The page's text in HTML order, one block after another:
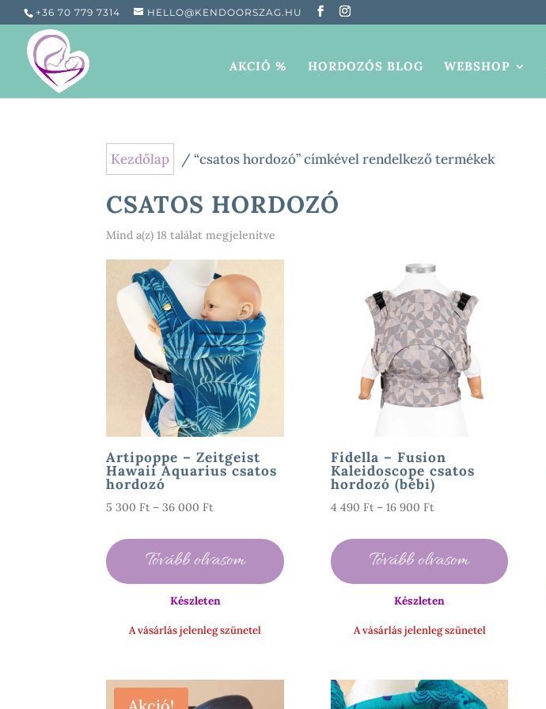
+36 70 779 7314 HELLO@KENDOORSZAG.HU
AKCIÓ % HORDOZÓS BLOG WEBSHOP
Kezdőlap / “csatos hordozó” címkével rendelkező termékek
CSATOS HORDOZÓ
Mind a(z) 18 találat megjelenítve
by
Artipoppe – Zeitgeist
Hawaii Aquarius csatos
hordozó
5 300 Ft – 36 000 FtÁrtartomány:
300 Ft
-
000 Ft
Tovább olvasom
Készleten
A vásárlás jelenleg szünetel
Fidella – Fusion
Kaleidoscope csatos
hordozó (bébi)
4 490 Ft – 16 900 FtÁrtartomány:
490 Ft
-
900 Ft
Tovább olvasom
Készleten
A vásárlás jelenleg szünetel